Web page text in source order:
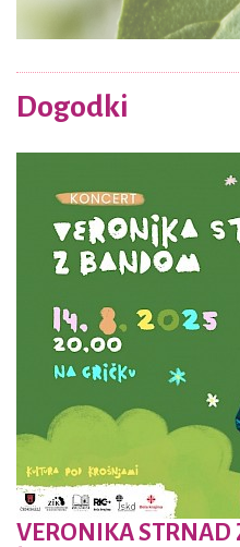
Dogodki
VERONIKA